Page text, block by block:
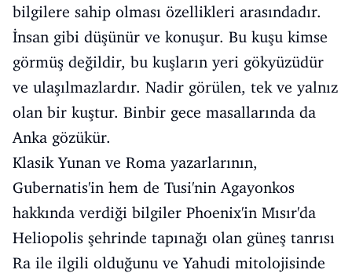
bilgilere sahip olması özellikleri arasındadır.
İnsan gibi düşünür ve konuşur. Bu kuşu kimse
görmüş değildir, bu kuşların yeri gökyüzüdür
ve ulaşılmazlardır. Nadir görülen, tek ve yalnız
olan bir kuştur. Binbir gece masallarında da
Anka gözükür.
Klasik Yunan ve Roma yazarlarının,
Gubernatis'in hem de Tusi'nin Agayonkos
hakkında verdiği bilgiler Phoenix'in Mısır'da
Heliopolis şehrinde tapınağı olan güneş tanrısı
Ra ile ilgili olduğunu ve Yahudi mitolojisinde